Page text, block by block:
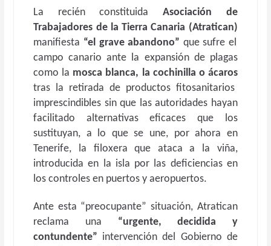
La recién constituidaAsociación de
Trabajadores de la Tierra Canaria (Atratican)
manifiesta “el grave abandono” que sufre el
campo canario ante la expansión de plagas
como la mosca blanca, la cochinilla o ácaros
tras la retirada de productos fitosanitarios
imprescindibles sin que las autoridades hayan
facilitado alternativas eficaces que los
sustituyan, a lo que se une, por ahora en
Tenerife, la filoxera que ataca a la viña,
introducida en la isla por las deficiencias en
los controles en puertos y aeropuertos.
Ante esta “preocupante” situación, Atratican
reclama una “urgente, decidida y
contundente” intervención del Gobierno de